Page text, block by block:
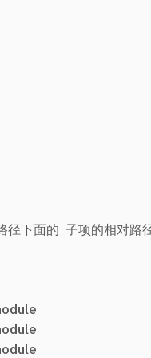
径下面的 子项的相对路